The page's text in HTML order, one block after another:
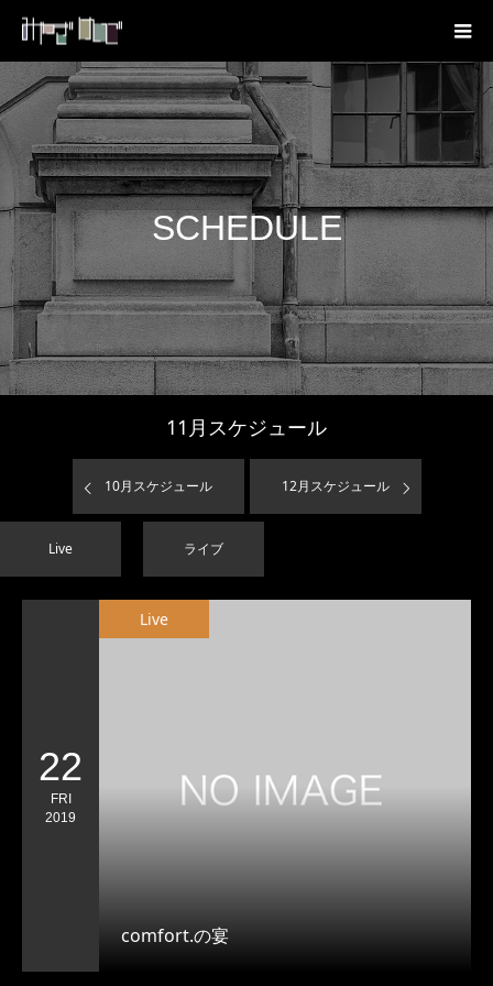
SCHEDULE
11 月スケジュール
10月スケジュール 12月スケジュール
Live ライブ
22
FRI
2019
comfort.の宴
Live